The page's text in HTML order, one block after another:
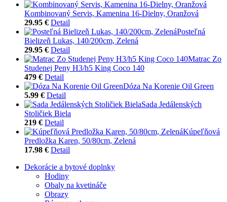
Kombinovaný Servis, Kamenina 16-Dielny, Oranžová
29.95 € Detail
Posteľná
Bielizeň Lukas, 140/200cm, Zelená
29.95 € Detail
Matrac Zo
Studenej Peny H3/h5 King Coco 140
479 € Detail
Dóza Na Korenie Oil Green
5.99 € Detail
Sada Jedálenských
Stoličiek Biela
219 € Detail
Kúpeľňová
Predložka Karen, 50/80cm, Zelená
17.98 € Detail
Dekorácie a bytové doplnky
Hodiny
Obaly na kvetináče
Obrazy